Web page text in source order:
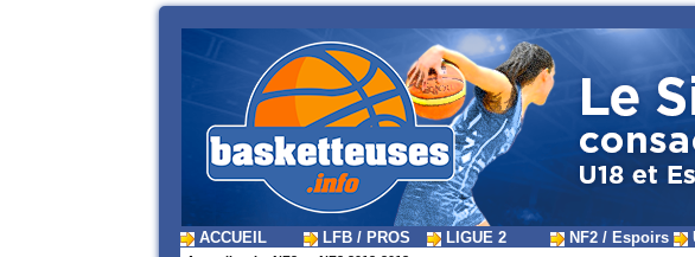
ACCUEIL LFB / PROS LIGUE 2 NF2 / Espoirs